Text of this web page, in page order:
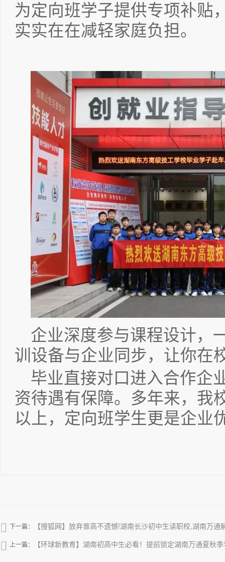
为定向班学子提供专项补贴
实实在在减轻家庭负担。
企业深度参与课程设计，
训设备与企业同步，让你在
毕业直接对口进入合作企
资待遇有保障。多年来，我
以上，定向班学生更是企业
 下一篇： 【搜狐网】放弃普高不遗憾!湖南长沙初中生读职校,湖南万通
 上一篇： 【环球新教育】湖南初高中生必看！提前锁定湖南万通夏秋